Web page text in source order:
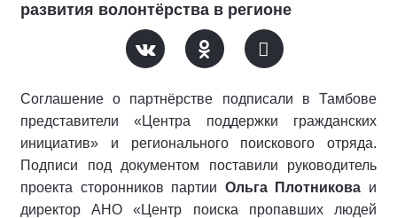
развития волонтёрства в регионе
Соглашение о партнёрстве подписали в Тамбове
представители «Центра поддержки гражданских
инициатив» и регионального поискового отряда.
Подписи под документом поставили руководитель
проекта сторонников партии Ольга Плотникова и
директор АНО «Центр поиска пропавших людей